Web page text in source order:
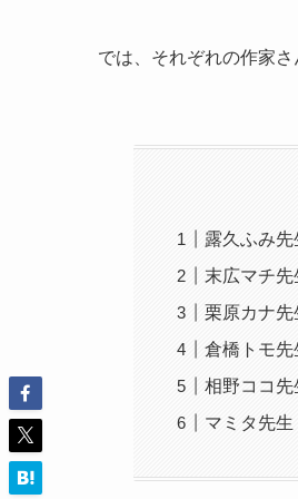
では、それぞれの作家
露久ふみ先
末広マチ先
栗原カナ先
倉橋トモ先
相野ココ先
マミタ先生